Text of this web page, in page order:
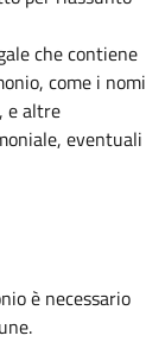
che contiene
come i nomi
e altre
eventuali
è necessario